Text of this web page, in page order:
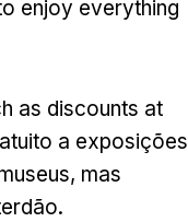
enjoy everything
as discounts at
a exposições
mas